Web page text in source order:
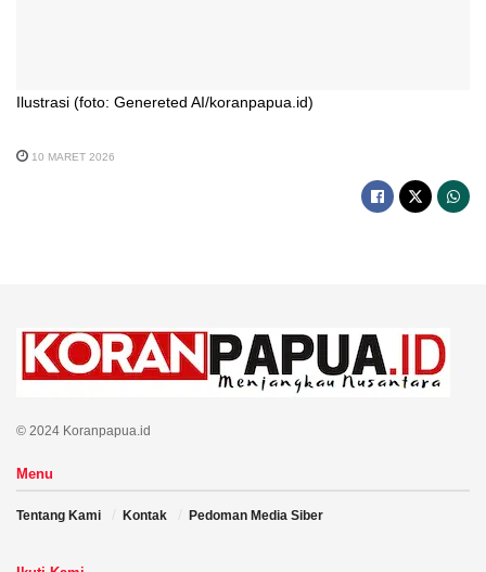
Ilustrasi (foto: Genereted AI/koranpapua.id)
10 MARET 2026
© 2024 Koranpapua.id
Menu
Tentang Kami Kontak Pedoman Media Siber